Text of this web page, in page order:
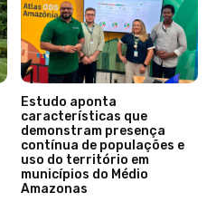
Estudo aponta
características que
demonstram presença
contínua de populações e
uso do território em
municípios do Médio
Amazonas